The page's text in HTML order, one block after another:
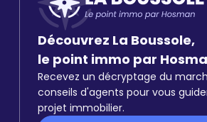
Découvrez La Boussole,
le point immo par
Recevez un décryptage du
conseils d'agents pour vous
projet immobilier.